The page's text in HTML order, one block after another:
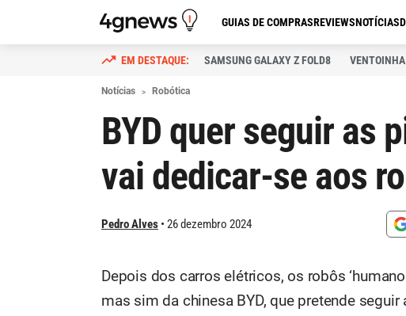
GUIAS DE COMPRASREVIEWSNOTÍCIAS
SAMSUNG GALAXY Z FOLD8
Notícias Robótica
BYD quer seguir as
vai dedicar-se aos
Pedro Alves 26 dezembro 2024
Depois dos carros elétricos, os robôs
mas sim da chinesa BYD, que pretende